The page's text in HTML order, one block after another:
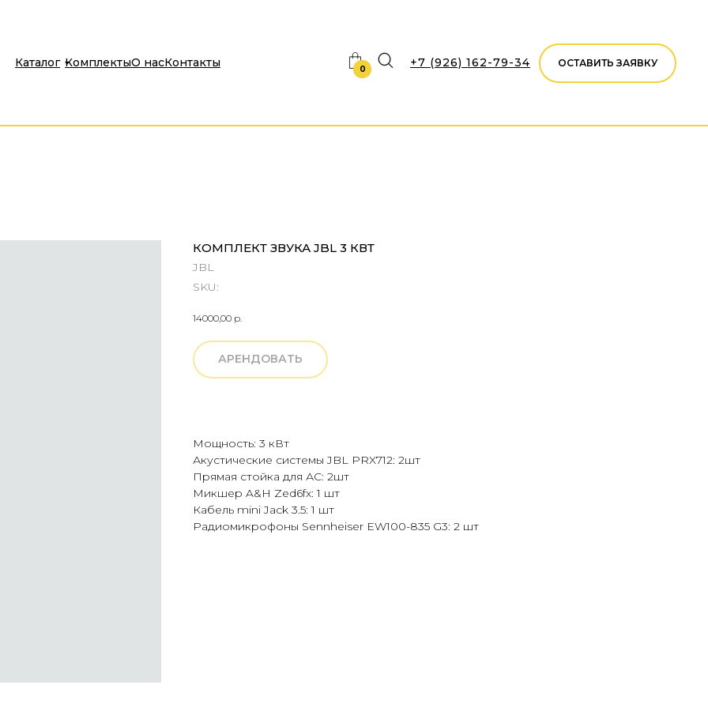
+7 (926) 162-79-34
Каталог КомплектыО насКонтакты ОСТАВИТЬ ЗАЯВКУ
0
КОМПЛЕКТ ЗВУКА JBL 3 КВТ
JBL
SKU:
14000,00 р.
АРЕНДОВАТЬ
Мощность: 3 кВт
Акустические системы JBL PRX712: 2шт
Прямая стойка для АС: 2шт
Микшер A&H Zed6fx: 1 шт
Кабель mini Jack 3.5: 1 шт
Радиомикрофоны Sennheiser EW100-835 G3: 2 шт